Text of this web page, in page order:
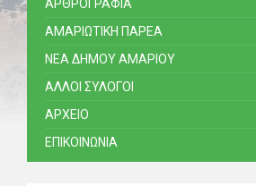
ΑΡΘΡΟΓΡΑΦΙΑ
ΑΜΑΡΙΩΤΙΚΗ ΠΑΡΕΑ
ΝΕΑ ΔΗΜΟΥ ΑΜΑΡΙΟΥ
ΑΛΛΟΙ ΣΥΛΟΓΟΙ
ΑΡΧΕΙΟ
ΕΠΙΚΟΙΝΩΝΙΑ